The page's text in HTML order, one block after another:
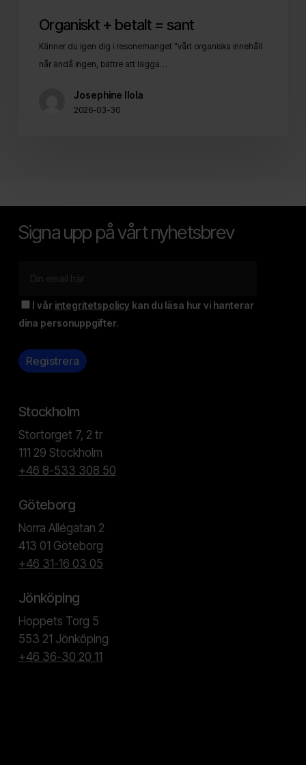
Organiskt + betalt = sant
Känner du igen dig i resonemanget ”vårt organiska innehåll
når ändå ingen, bättre att lägga…
Josephine Ilola
2026-03-30
Signa upp på vårt nyhetsbrev
I vår integritetspolicy kan du läsa hur vi hanterar
dina personuppgifter.
Stockholm
Stortorget 7, 2 tr
111 29 Stockholm
+46 8-533 308 50
Göteborg
Norra Allégatan 2
413 01 Göteborg
+46 31-16 03 05
Jönköping
Hoppets Torg 5
553 21 Jönköping
+46 36-30 20 11